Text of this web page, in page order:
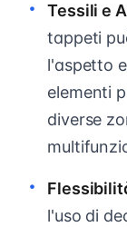
Tessili e
tappeti
l'aspetto
elementi
diverse
l'uso di